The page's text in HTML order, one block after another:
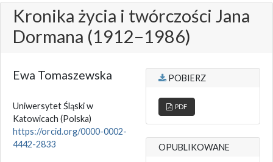
Kronika życia i twórczości Jana
Dormana (1912–1986)
Ewa Tomaszewska
Uniwersytet Śląski w
Katowicach (Polska)
https://orcid.org/0000-0002-
4442-2833
POBIERZ
PDF
OPUBLIKOWANE